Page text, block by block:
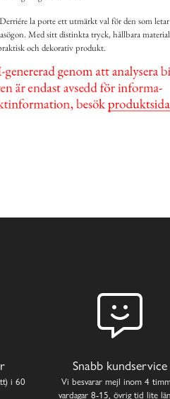
la porte ett utmärkt val för den som
Med sitt distinkta tryck, hållbara
och dekorativ produkt.
i 60
Snabb kundservice
Vi besvarar mejl inom 4
vardagar 8-15, övrig tid lite